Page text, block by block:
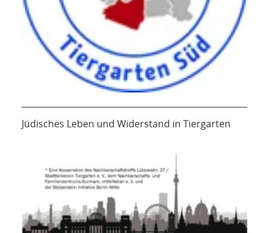
Jüdisches Leben und Widerstand in Tiergarten